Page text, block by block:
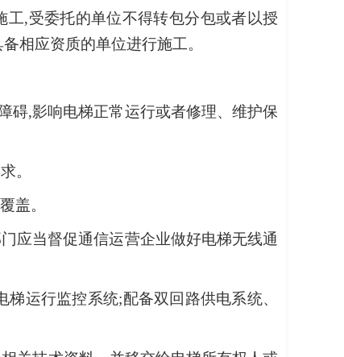
,受委托的单位不得转包分包或者以授
相应资质的单位进行施工。
碍,影响电梯正常运行或者修理、维护保
。
盖。
应当督促通信运营企业做好电梯无线通
运行监控系统;配备双回路供电系统、